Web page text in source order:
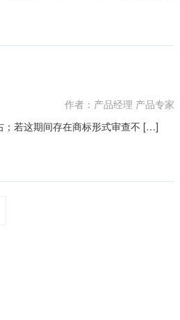
作者：产品经理 产品专家
；若这期间存在商标形式审查不 […]